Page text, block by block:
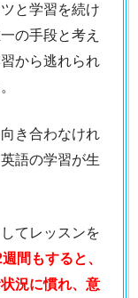
と学習を続け
の手段と考え
から逃れられ
き合わなけれ
語の学習が生
てレッスンを
間もすると、
況に慣れ、意